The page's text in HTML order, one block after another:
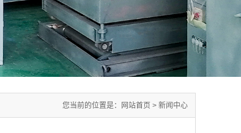
您当前的位置是： 网站首页 > 新闻中心